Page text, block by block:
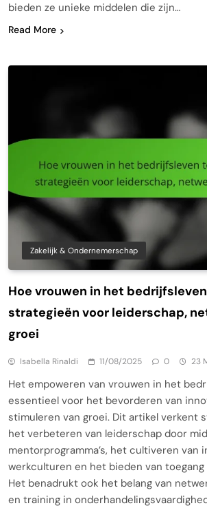
bieden ze unieke middelen die zijn…
Read More
Zakelijk & Ondernemerschap
Hoe vrouwen in het
strategieën voor leiderschap,
groei
Isabella Rinaldi 11/08/2025 0 23
Het empoweren van vrouwen in het
essentieel voor het bevorderen van
stimuleren van groei. Dit artikel verkent
het verbeteren van leiderschap door
mentorprogramma’s, het cultiveren van
werkculturen en het bieden van
Het benadrukt ook het belang van
en training in